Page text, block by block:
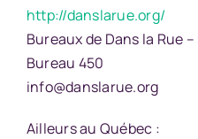
http://danslarue.org/
Bureaux de Dans la Rue
Bureau 450
info@danslarue.org
Ailleurs au Québec :